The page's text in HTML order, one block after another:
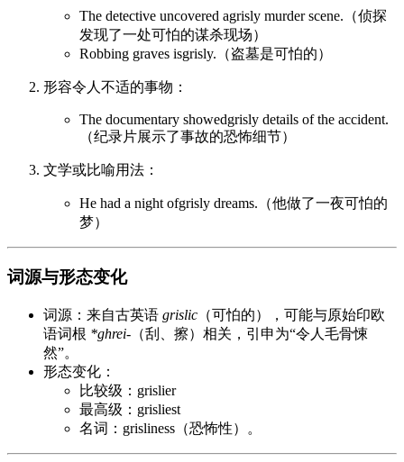
The detective uncovered agrisly murder scene.（侦探
发现了一处可怕的谋杀现场）
Robbing graves isgrisly.（盗墓是可怕的）
形容令人不适的事物：
The documentary showedgrisly details of the accident.
（纪录片展示了事故的恐怖细节）
文学或比喻用法：
He had a night ofgrisly dreams.（他做了一夜可怕的
梦）
词源与形态变化
词源：来自古英语 grislic （可怕的），可能与原始印欧
语词根 *ghrei- （刮、擦）相关，引申为“令人毛骨悚
然”。
形态变化：
比较级：grislier
最高级：grisliest
名词：grisliness（恐怖性）。